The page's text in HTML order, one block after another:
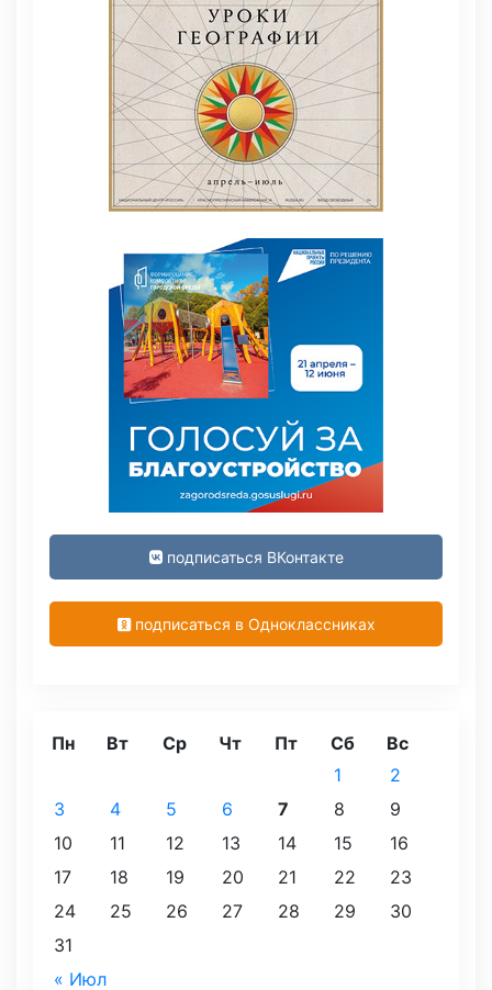
подписаться ВКонтакте
подписаться в Одноклассниках
Пн Вт Ср Чт Пт Сб Вс
« Июл
1
2
3
4 5 6 7 8
9
10
11 12 13 14 15
16
17
18 19 20 21 22
23
24
25 26 27 28 29
30
31